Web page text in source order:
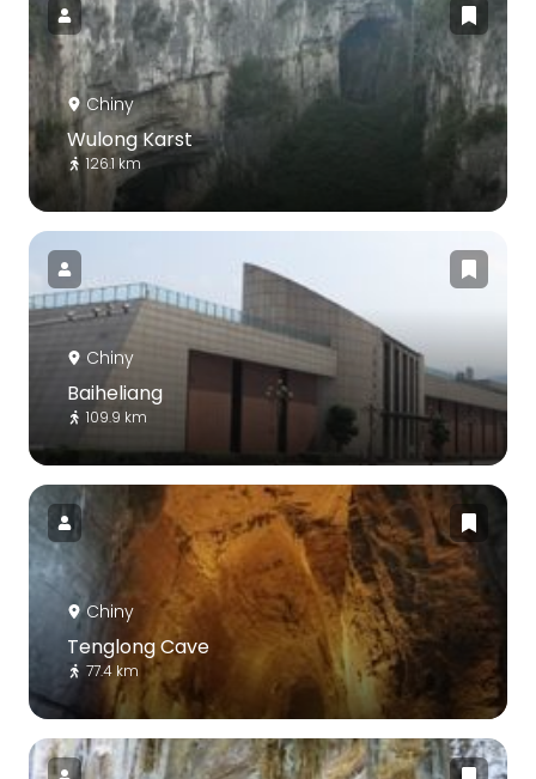
Chiny
Wulong Karst
126.1 km
Chiny
Baiheliang
109.9 km
Chiny
Tenglong Cave
77.4 km